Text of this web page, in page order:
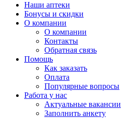
Наши аптеки
Бонусы и скидки
О компании
О компании
Контакты
Обратная связь
Помощь
Как заказать
Оплата
Популярные вопросы
Работа у нас
Актуальные вакансии
Заполнить анкету